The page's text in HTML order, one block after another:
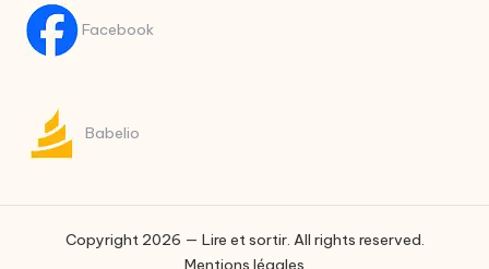
Facebook
Babelio
Copyright 2026 — Lire et sortir. All rights reserved.
Mentions légales